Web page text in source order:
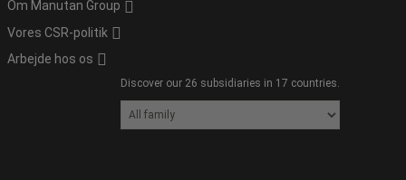
Om Manutan Group
Vores CSR-politik
Arbejde hos os
Discover our 26 subsidiaries in 17 countries.